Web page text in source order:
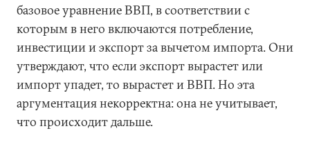
базовое уравнение ВВП, в соответствии с
которым в него включаются потребление,
инвестиции и экспорт за вычетом импорта. Они
утверждают, что если экспорт вырастет или
импорт упадет, то вырастет и ВВП. Но эта
аргументация некорректна: она не учитывает,
что происходит дальше.